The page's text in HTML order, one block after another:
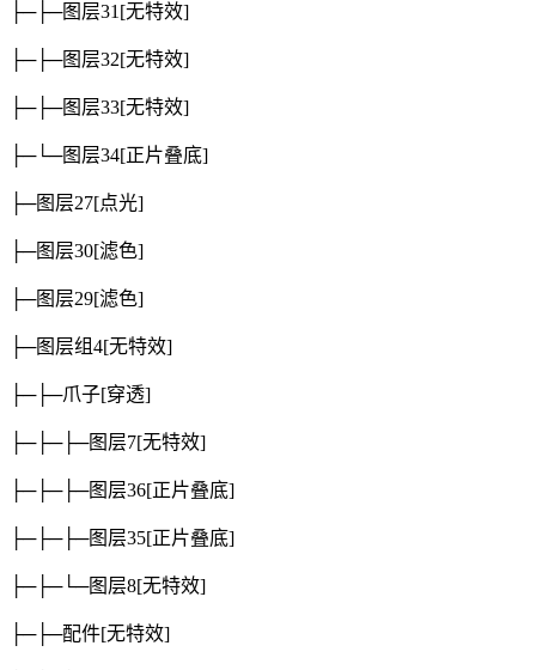
├─├─图层31 [无特效]
├─├─图层32[无特效]
├─├─图层33[无特效]
├─└─图层34[正片叠底]
├─图层27[点光]
├─图层30[滤色]
├─图层29[滤色]
├─图层组4[无特效]
├─├─爪子[穿透]
├─├─├─图层7[无特效]
├─├─├─图层36[正片叠底]
├─├─├─图层35[正片叠底]
├─├─└─图层8[无特效]
├─├─配件[无特效]